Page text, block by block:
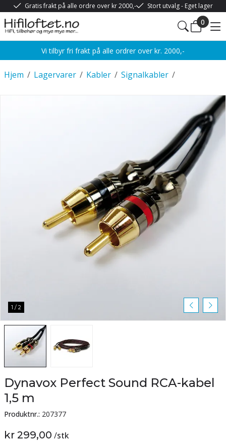
Gratis frakt på alle ordre over kr 2000,- Stort utvalg - Eget lager
0
Vi tilbyr fri frakt på alle ordrer over kr. 2000,-
/
Hjem /
Lagervarer /
Kabler /
Signalkabler
1 / 2
Dynavox Perfect Sound RCA-kabel
1,5 m
Produktnr.: 207377
kr 299,00 /stk